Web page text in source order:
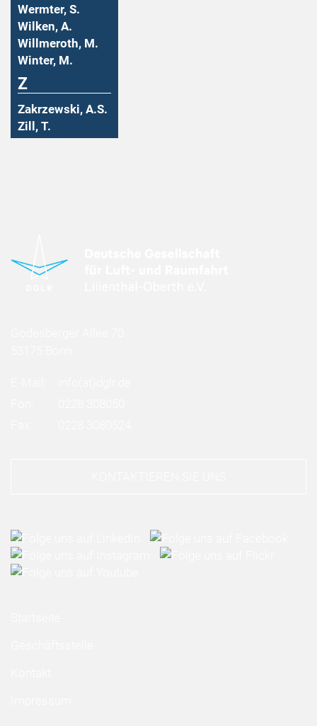
Wermter, S.
Wilken, A.
Willmeroth, M.
Winter, M.
Z
Zakrzewski, A.S.
Zill, T.